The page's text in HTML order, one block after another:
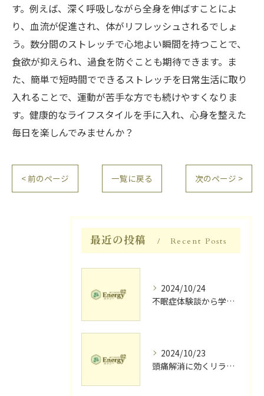
す。例えば、深く呼吸しながら全身を伸ばすことによ
り、血流が促進され、体がリフレッシュされるでしょ
う。数分間のストレッチで心地よい瞬間を持つことで、
食欲が抑えられ、過食を防ぐことも期待できます。ま
た、簡単で短時間でできるストレッチを日常生活に取り
入れることで、運動が苦手な方でも続けやすくなりま
す。健康的なライフスタイルを手に入れ、心身を整えた
毎日を楽しんでみませんか？
< 前のページ 一覧に戻る 次のページ >
最近の投稿 Recent Posts
2024/10/24
不眠症体験談から学ぶ睡眠質向上法
2024/10/23
頭痛解消に効くリラク体験談